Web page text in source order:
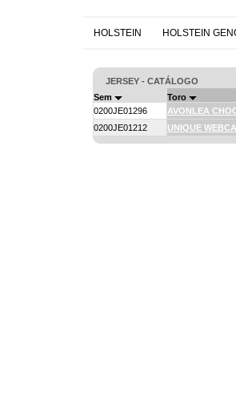
HOLSTEIN HOLSTEIN
JERSEY - CATÁLOGO
Sem
Toro
0200JE01296
AVONLEA
0200JE01212
UNIQUE